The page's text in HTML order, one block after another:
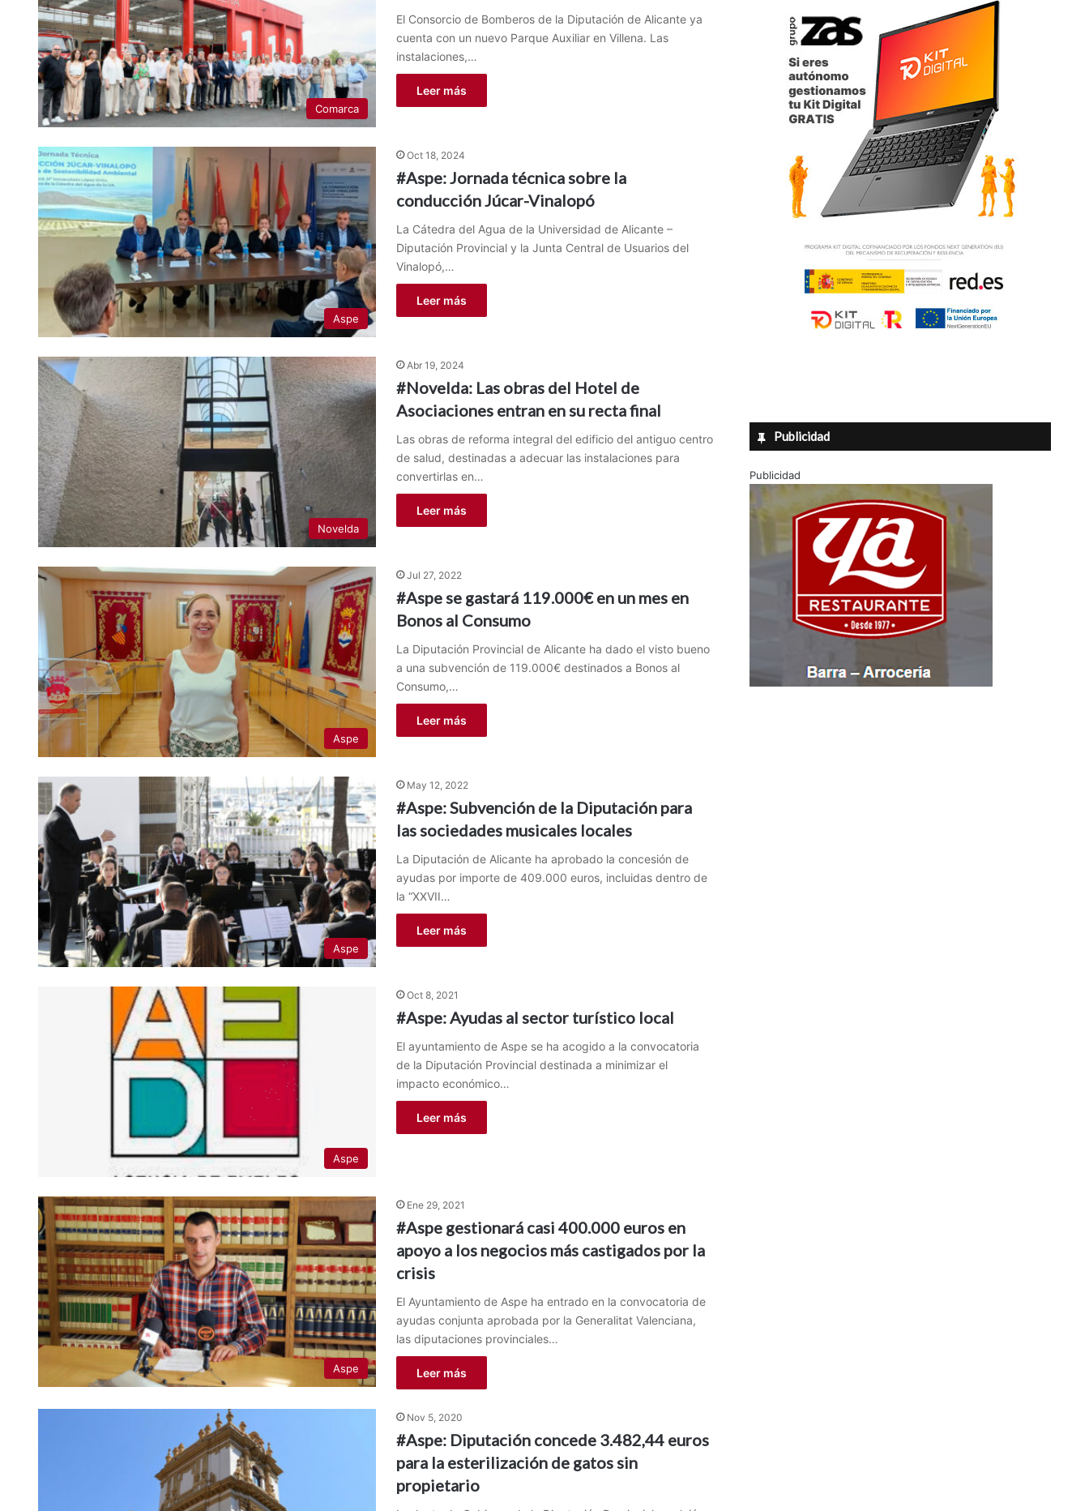
Comarca
El Consorcio de Bomberos de la Diputación de Alicante ya
cuenta con un nuevo Parque Auxiliar en Villena. Las
instalaciones,…
Leer más
Aspe
Oct 18, 2024
#Aspe: Jornada técnica sobre la
conducción Júcar-Vinalopó
La Cátedra del Agua de la Universidad de Alicante –
Diputación Provincial y la Junta Central de Usuarios del
Vinalopó,…
Leer más
Novelda
Abr 19, 2024
#Novelda: Las obras del Hotel de
Asociaciones entran en su recta final
Las obras de reforma integral del edificio del antiguo centro
de salud, destinadas a adecuar las instalaciones para
convertirlas en…
Leer más
Aspe
Jul 27, 2022
#Aspe se gastará 119.000€ en un mes en
Bonos al Consumo
La Diputación Provincial de Alicante ha dado el visto bueno
a una subvención de 119.000€ destinados a Bonos al
Consumo,…
Leer más
Aspe
May 12, 2022
#Aspe: Subvención de la Diputación para
las sociedades musicales locales
La Diputación de Alicante ha aprobado la concesión de
ayudas por importe de 409.000 euros, incluidas dentro de
la “XXVII…
Leer más
Aspe
Oct 8, 2021
#Aspe: Ayudas al sector turístico local
El ayuntamiento de Aspe se ha acogido a la convocatoria
de la Diputación Provincial destinada a minimizar el
impacto económico…
Leer más
Aspe
Ene 29, 2021
#Aspe gestionará casi 400.000 euros en
apoyo a los negocios más castigados por la
crisis
El Ayuntamiento de Aspe ha entrado en la convocatoria de
ayudas conjunta aprobada por la Generalitat Valenciana,
las diputaciones provinciales…
Leer más
Nov 5, 2020
#Aspe: Diputación concede 3.482,44 euros
para la esterilización de gatos sin
propietario
Publicidad
Publicidad